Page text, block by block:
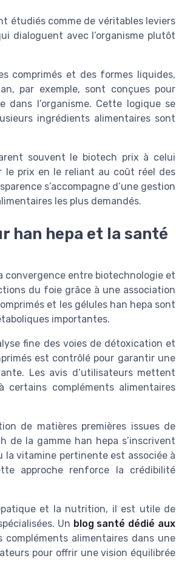
étudiés comme de véritables leviers
dialoguent avec l’organisme plutôt
comprimés et des formes liquides,
par exemple, sont conçues pour
l’organisme. Cette logique se
ingrédients alimentaires sont
souvent le biotech prix à celui
le prix en le reliant au coût réel des
s’accompagne d’une gestion
les plus demandés.
han hepa et la santé
entre biotechnologie et
du foie grâce à une association
et les gélules han hepa sont
importantes.
fine des voies de détoxication et
est contrôlé pour garantir une
Les avis d’utilisateurs mettent
compléments alimentaires
de matières premières issues de
de la gamme han hepa s’inscrivent
vitamine pertinente est associée à
approche renforce la crédibilité
et la nutrition, il est utile de
Un blog santé dédié aux
alimentaires dans une
pour offrir une vision équilibrée